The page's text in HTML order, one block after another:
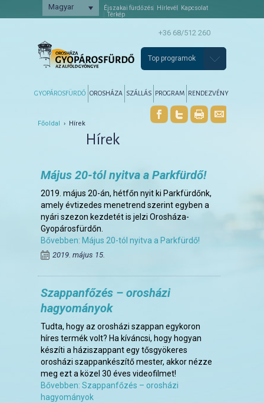
Magyar Éjszakai fürdőzés Hírlevél
Kapcsolat
Térkép
+36 68/512 260
Top programok
Tovább az elsődleges tartalomra
Tovább a másodlagos tartalomra
GYOPÁROSFÜRDŐ OROSHÁZA SZÁLLÁS PROGRAM RENDEZVÉNY
Főoldal › Hírek
Hírek
Május 20-tól nyitva a Parkfürdő!
2019. május 20-án, hétfőn nyit ki Parkfürdőnk,
amely évtizedes menetrend szerint egyben a
nyári szezon kezdetét is jelzi Orosháza-
Gyopárosfürdőn.
Bővebben: Május 20-tól nyitva a Parkfürdő!
2019. május 15.
Szappanfőzés – orosházi
hagyományok
Tudta, hogy az orosházi szappan egykoron
híres termék volt? Ha kíváncsi, hogy hogyan
készíti a háziszappant egy tősgyökeres
orosházi szappankészítő mester, akkor nézze
meg ezt a közel 30 éves videofilmet!
Bővebben: Szappanfőzés – orosházi
hagyományok